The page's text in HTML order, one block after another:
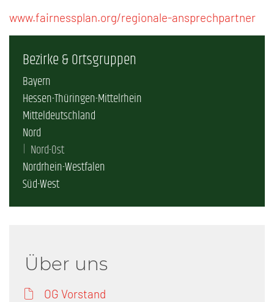
www.fairnessplan.org/regionale-ansprechpartner
Bezirke & Ortsgruppen
Bayern
Hessen-Thüringen-Mittelrhein
Mitteldeutschland
Nord
Nord-Ost
Nordrhein-Westfalen
Süd-West
Über uns
OG Vorstand